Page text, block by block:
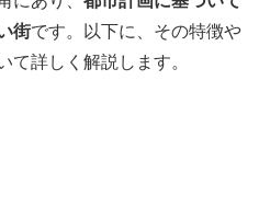
街です。以下に、その特徴や
て詳しく解説します。